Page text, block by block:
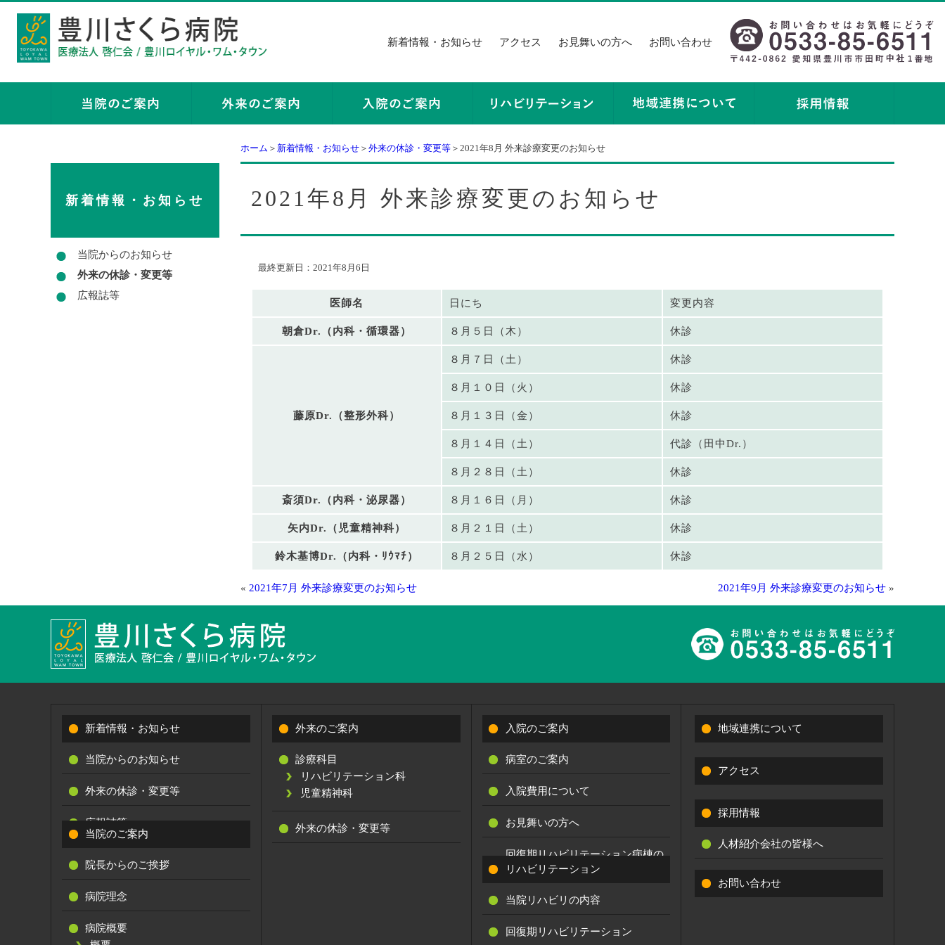
新着情報・お知らせ アクセス お見舞いの方へ お問い合わせ
ホーム ＞ 新着情報・お知らせ ＞ 外来の休診・変更等 ＞2021年8月 外来診療変更のお知らせ
2021年8月 外来診療変更のお知らせ
最終更新日：2021年8月6日
医師名 日にち 変更内容
朝倉Dr.（内科・循環器） ８月５日（木） 休診
藤原Dr.（整形外科）
８月７日（土） 休診
８月１０日（火） 休診
８月１３日（金） 休診
８月１４日（土） 代診（田中Dr.）
８月２８日（土） 休診
斎須Dr.（内科・泌尿器） ８月１６日（月） 休診
矢内Dr.（児童精神科） ８月２１日（土） 休診
鈴木基博Dr.（内科・ﾘｳﾏﾁ） ８月２５日（水） 休診
« 2021年7月 外来診療変更のお知らせ 2021年9月 外来診療変更のお知らせ »
新着情報・お知らせ
当院からのお知らせ
外来の休診・変更等
広報誌等
新着情報・お知らせ
当院からのお知らせ
外来の休診・変更等
広報誌等
当院のご案内
院長からのご挨拶
病院理念
病院概要
外来のご案内
診療科目
リハビリテーション科
児童精神科
外来の休診・変更等
入院のご案内
病室のご案内
入院費用について
お見舞いの方へ
回復期リハビリテーション病棟の
実績
リハビリテーション
当院リハビリの内容
回復期リハビリテーション
地域連携について
アクセス
採用情報
人材紹介会社の皆様へ
お問い合わせ